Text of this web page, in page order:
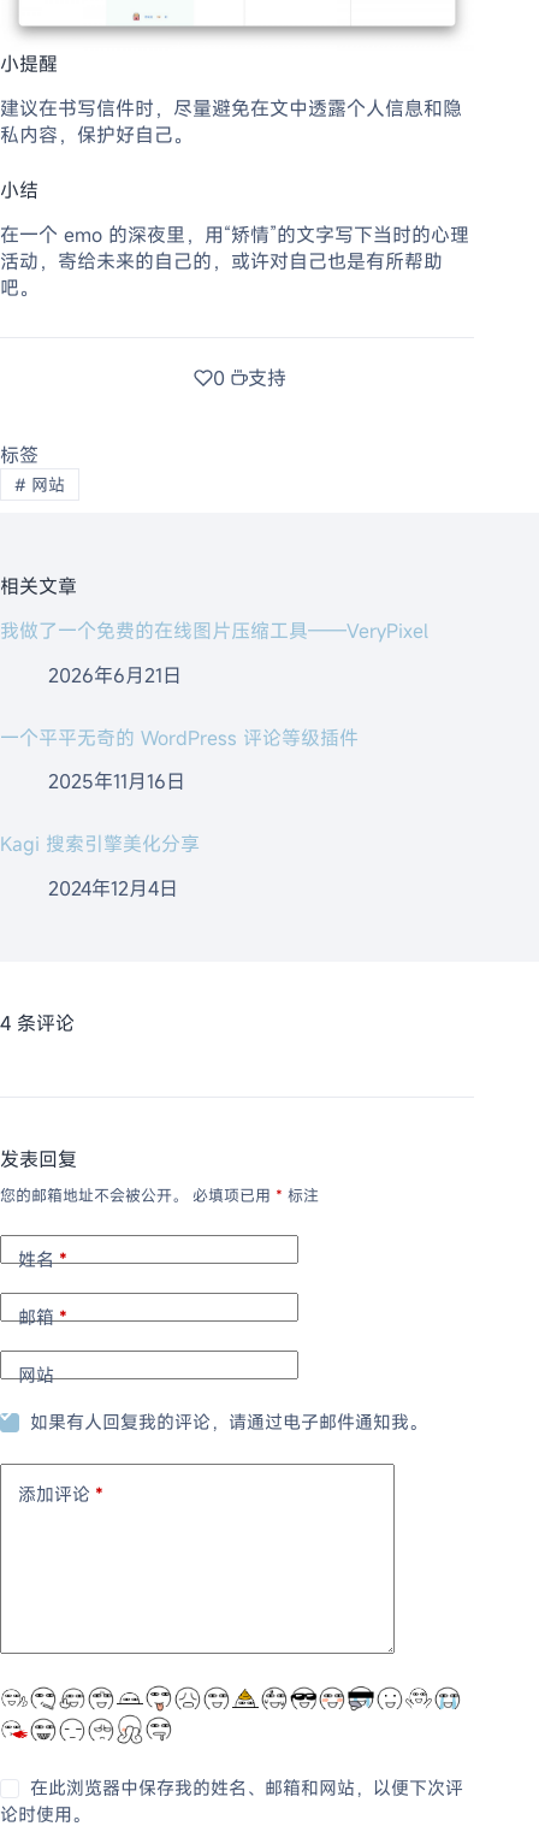
小提醒
建议在书写信件时，尽量避免在文中透露个人信息和隐
私内容，保护好自己。
小结
在一个 emo 的深夜里，用“矫情”的文字写下当时的心理
活动，寄给未来的自己的，或许对自己也是有所帮助
吧。
0 支持
标签
# 网站
相关文章
我做了一个免费的在线图片压缩工具——VeryPixel
2026年6月21日
一个平平无奇的 WordPress 评论等级插件
2025年11月16日
Kagi 搜索引擎美化分享
2024年12月4日
4 条评论
发表回复
您的邮箱地址不会被公开。 必填项已用 * 标注
姓名*
邮箱*
网站
如果有人回复我的评论，请通过电子邮件通知我。
添加评论 *
在此浏览器中保存我的姓名、邮箱和网站，以便下次评
论时使用。